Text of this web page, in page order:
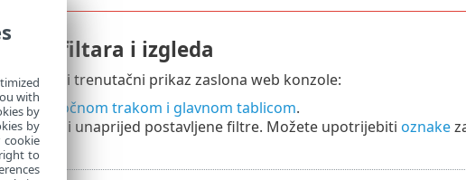
filtara i izgleda
trenutačni prikaz zaslona web konzole:
bočnom trakom i glavnom tablicom.
filtre i unaprijed postavljene filtre. Možete upotrijebiti oznake
with
by
by
to